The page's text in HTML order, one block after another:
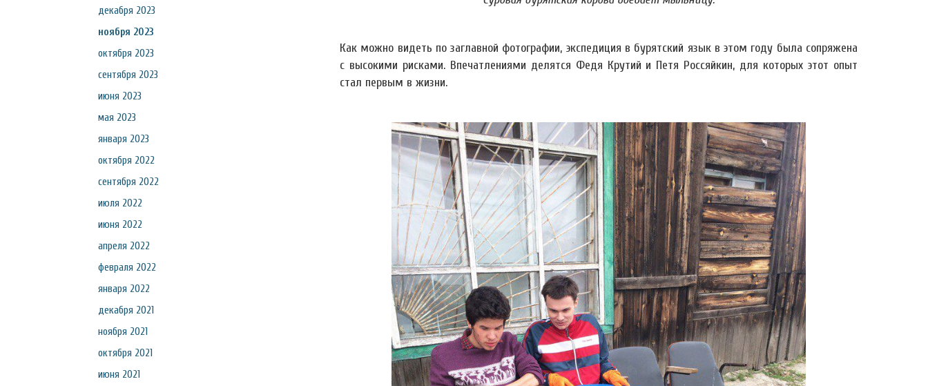
декабря 2023
ноября 2023
октября 2023
сентября 2023
июня 2023
мая 2023
января 2023
октября 2022
сентября 2022
июля 2022
июня 2022
апреля 2022
февраля 2022
января 2022
декабря 2021
ноября 2021
октября 2021
июня 2021
Как можно видеть по заглавной фотографии, экспедиция в бурятский язык в этом году была сопряжена
с высокими рисками. Впечатлениями делятся Федя Крутий и Петя Россяйкин, для которых этот опыт
стал первым в жизни.